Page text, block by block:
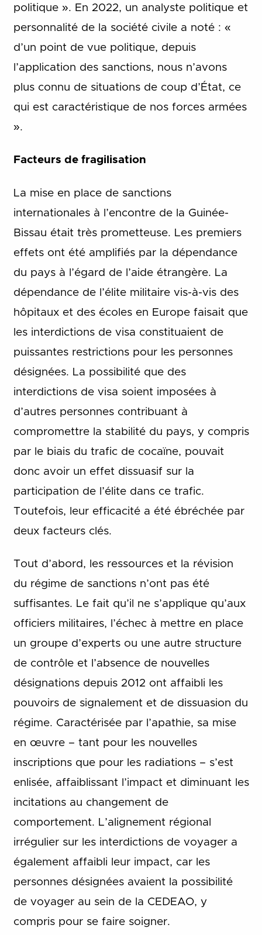
politique ». En 2022, un analyste politique et
personnalité de la société civile a noté : «
d’un point de vue politique, depuis
l’application des sanctions, nous n’avons
plus connu de situations de coup d’État, ce
qui est caractéristique de nos forces armées
».
Facteurs de fragilisation
La mise en place de sanctions
internationales à l’encontre de la Guinée-
Bissau était très prometteuse. Les premiers
effets ont été amplifiés par la dépendance
du pays à l’égard de l’aide étrangère. La
dépendance de l’élite militaire vis-à-vis des
hôpitaux et des écoles en Europe faisait que
les interdictions de visa constituaient de
puissantes restrictions pour les personnes
désignées. La possibilité que des
interdictions de visa soient imposées à
d’autres personnes contribuant à
compromettre la stabilité du pays, y compris
par le biais du trafic de cocaïne, pouvait
donc avoir un effet dissuasif sur la
participation de l’élite dans ce trafic.
Toutefois, leur efficacité a été ébréchée par
deux facteurs clés.
Tout d’abord, les ressources et la révision
du régime de sanctions n’ont pas été
suffisantes. Le fait qu’il ne s’applique qu’aux
officiers militaires, l’échec à mettre en place
un groupe d’experts ou une autre structure
de contrôle et l’absence de nouvelles
désignations depuis 2012 ont affaibli les
pouvoirs de signalement et de dissuasion du
régime. Caractérisée par l’apathie, sa mise
en œuvre – tant pour les nouvelles
inscriptions que pour les radiations – s’est
enlisée, affaiblissant l’impact et diminuant les
incitations au changement de
comportement. L’alignement régional
irrégulier sur les interdictions de voyager a
également affaibli leur impact, car les
personnes désignées avaient la possibilité
de voyager au sein de la CEDEAO, y
compris pour se faire soigner.